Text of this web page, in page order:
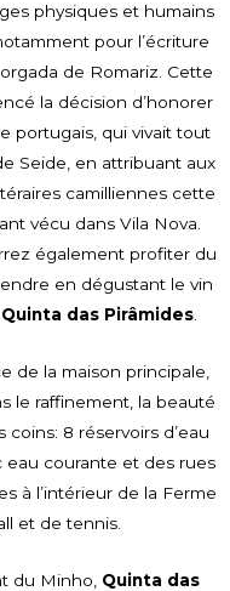
physiques et humains
pour l’écriture
de Romariz. Cette
la décision d’honorer
portugais, qui vivait tout
Seide, en attribuant aux
camilliennes cette
vécu dans Vila Nova.
également profiter du
en dégustant le vin
Quinta das Pirâmides
de la maison principale,
le raffinement, la beauté
8 réservoirs d’eau
eau courante et des rues
à l’intérieur de la Ferme
et de tennis.
du Minho, Quinta das